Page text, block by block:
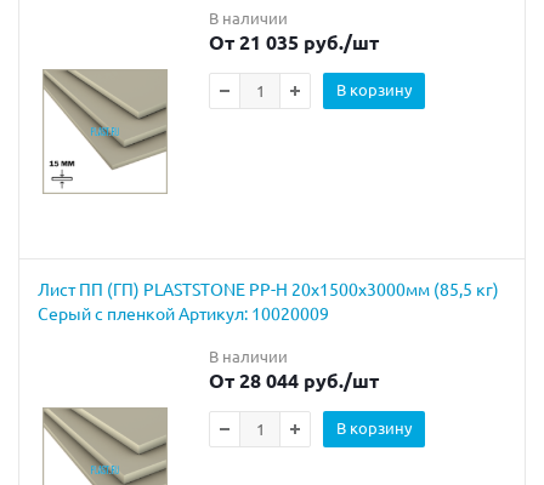
В наличии
От 21 035 руб./шт
В корзину
Лист ПП (ГП) PLASTSTONE PP-H 20х1500х3000мм (85,5 кг)
Серый с пленкой Артикул: 10020009
В наличии
От 28 044 руб./шт
В корзину